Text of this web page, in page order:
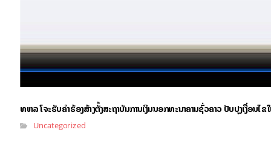
ທຫລ ໂຈະຮັບຄຳຮ້ອງສ້າງຕັ້ງສະຖາບັນການເງິນນອກທະນາຄານຊົ່ວຄາວ ປັບປຸງເງື່ອນໄ
Uncategorized